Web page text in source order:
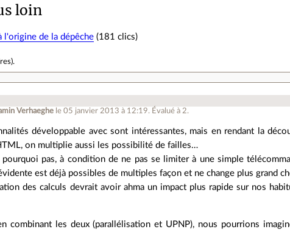
loin
l'origine de la dépêche(181 clics)
).
Verhaeghe le 05 janvier 2013 à 12:19. Évalué à 2.
développable avec sont intéressantes, mais en rendant la
on multiplie aussi les possibilité de failles…
pourquoi pas, à condition de ne pas se limiter à une simple
est déjà possibles de multiples façon et ne change plus grand
des calculs devrait avoir ahma un impact plus rapide sur nos
combinant les deux (parallélisation et UPNP), nous pourrions